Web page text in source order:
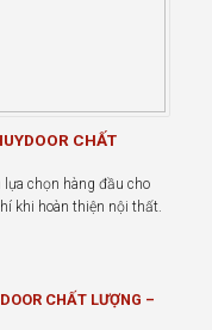
CHẤT
lựa chọn hàng đầu cho
khi hoàn thiện nội thất.
CHẤT LƯỢNG –